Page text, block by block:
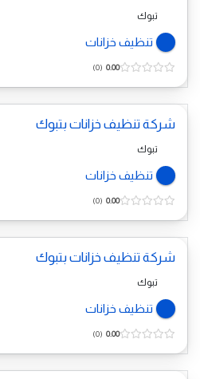
تبوك
تنظيف خزانات
0.00
0
شركة تنظيف خزانات بتبوك
تبوك
تنظيف خزانات
0.00
0
شركة تنظيف خزانات بتبوك
تبوك
تنظيف خزانات
0.00
0